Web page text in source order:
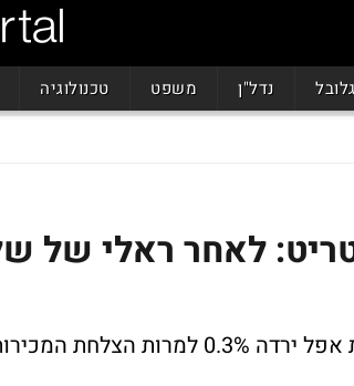
גלובל נדל"ן משפט טכנולוגיה
נטפליקס זינקה 4.4%, מניית אפל ירדה